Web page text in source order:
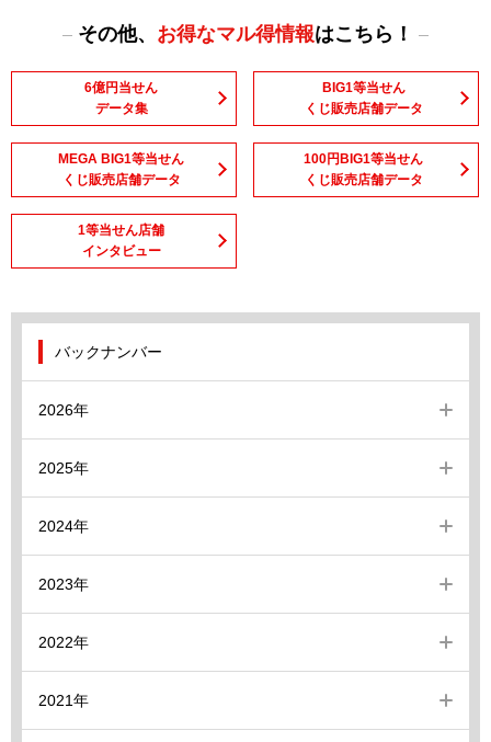
その他、 お得なマル得情報はこちら！
6億円当せん
データ集
BIG1等当せん
くじ販売店舗データ
MEGA BIG1等当せん
くじ販売店舗データ
100円BIG1等当せん
くじ販売店舗データ
1等当せん店舗
インタビュー
バックナンバー
2026年
2025年
2024年
2023年
2022年
2021年